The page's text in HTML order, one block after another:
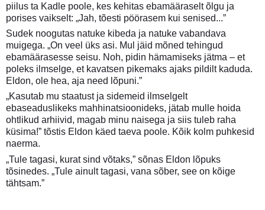
piilus ta Kadle poole, kes kehitas ebamääraselt õlgu ja
porises vaikselt: „Jah, tõesti pöörasem kui senised...”
Sudek noogutas natuke kibeda ja natuke vabandava
muigega. „On veel üks asi. Mul jäid mõned tehingud
ebamäärasesse seisu. Noh, pidin hämamiseks jätma – et
poleks ilmselge, et kavatsen pikemaks ajaks pildilt kaduda.
Eldon, ole hea, aja need lõpuni.”
„Kasutab mu staatust ja sidemeid ilmselgelt
ebaseaduslikeks mahhinatsioonideks, jätab mulle hoida
ohtlikud arhiivid, magab minu naisega ja siis tuleb raha
küsima!” tõstis Eldon käed taeva poole. Kõik kolm puhkesid
naerma.
„Tule tagasi, kurat sind võtaks,” sõnas Eldon lõpuks
tõsinedes. „Tule ainult tagasi, vana sõber, see on kõige
tähtsam.”